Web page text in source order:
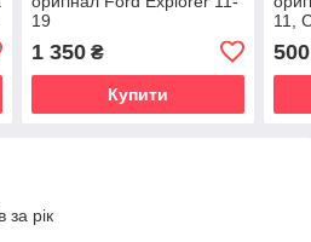
19
1 350₴
Купити
11,
06-
500
за рік